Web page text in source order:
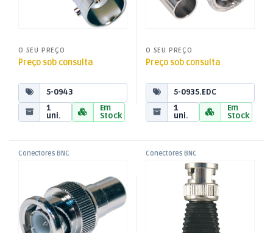
O SEU PREÇO
Preço sob consulta
5-0943
1
uni.
Em
Stock
O SEU PREÇO
Preço sob consulta
5-0935.EDC
1
uni.
Em
Stock
Conectores BNC
Conectores BNC
Fichas, Conectores e
Adaptador BNC Macho/
Terminal Parafuso